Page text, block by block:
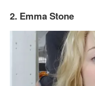
2. Emma Stone